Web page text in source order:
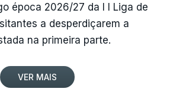
época 2026/27 da I I Liga de
a desperdiçarem a
na primeira parte.
VER MAIS